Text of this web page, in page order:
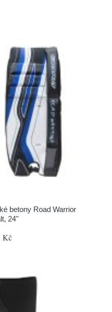
betony Road Warrior
24"
Kč